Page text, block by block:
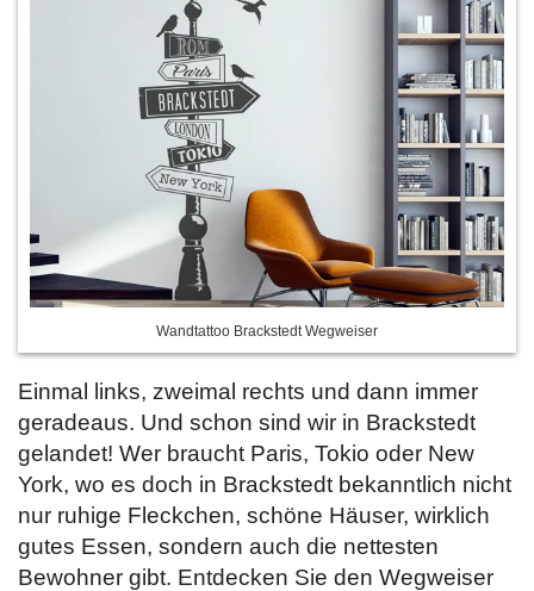
Wandtattoo Brackstedt Wegweiser
Einmal links, zweimal rechts und dann immer
geradeaus. Und schon sind wir in Brackstedt
gelandet! Wer braucht Paris, Tokio oder New
York, wo es doch in Brackstedt bekanntlich nicht
nur ruhige Fleckchen, schöne Häuser, wirklich
gutes Essen, sondern auch die nettesten
Bewohner gibt. Entdecken Sie den Wegweiser